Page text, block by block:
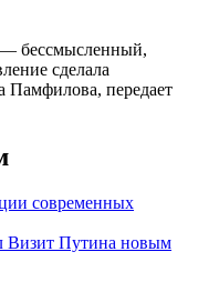
бессмысленный,
сделала
Памфилова, передает
современных
Визит Путина новым